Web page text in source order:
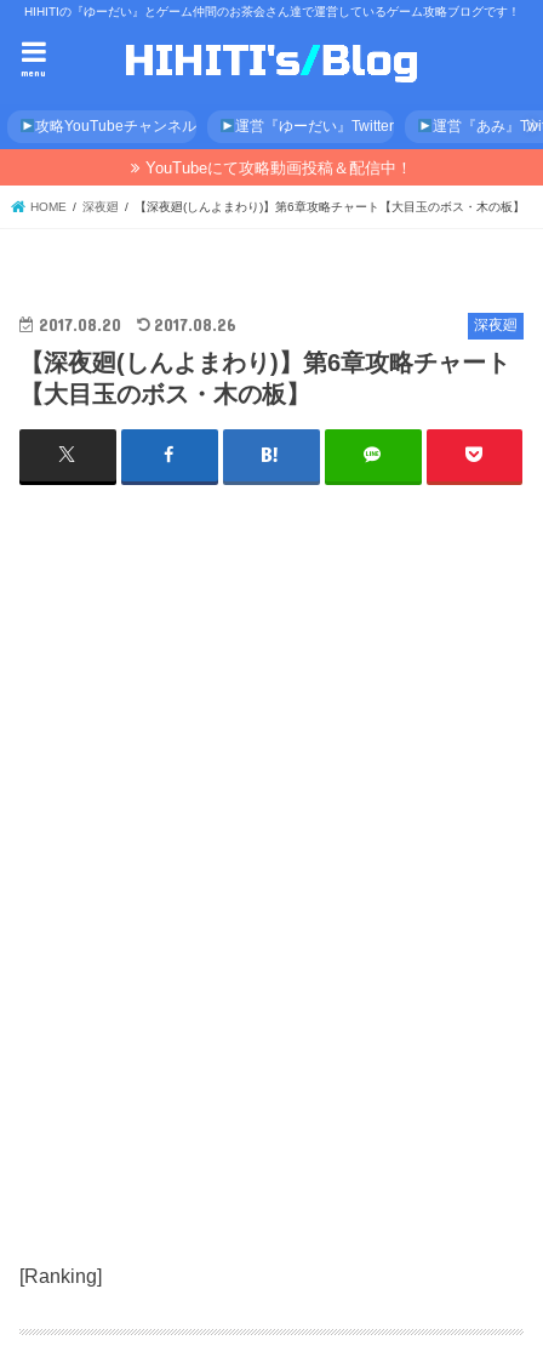
HIHITIの『ゆーだい』とゲーム仲間のお茶会さん達で運営しているゲーム攻略ブログです！
menu
攻略YouTubeチャンネル 運営『ゆーだい』Twitter 運営『あみ』
YouTubeにて攻略動画投稿＆配信中！
HOME 深夜廻 【深夜廻(しんよまわり)】第6章攻略チャート【大目玉のボス・木の板】
深夜廻
2017.08.20 2017.08.26
【深夜廻(しんよまわり)】第6章攻略チャート
【大目玉のボス・木の板】
[Ranking]